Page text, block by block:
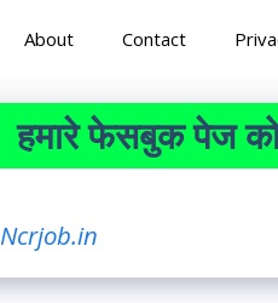
About Contact
हमारे फेसबुक पेज
Ncrjob.in